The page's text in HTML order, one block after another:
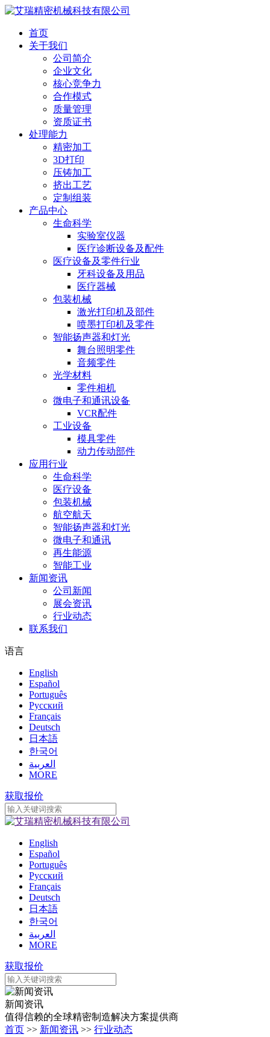
首页
关于我们
公司简介
企业文化
核心竞争力
合作模式
质量管理
资质证书
处理能力
精密加工
3D打印
压铸加工
挤出工艺
定制组装
产品中心
生命科学
实验室仪器
医疗诊断设备及配件
医疗设备及零件行业
牙科设备及用品
医疗器械
包装机械
激光打印机及部件
喷墨打印机及零件
智能扬声器和灯光
舞台照明零件
音频零件
光学材料
零件相机
微电子和通讯设备
VCR配件
工业设备
模具零件
动力传动部件
应用行业
生命科学
医疗设备
包装机械
航空航天
智能扬声器和灯光
微电子和通讯
再生能源
智能工业
新闻资讯
公司新闻
展会资讯
行业动态
联系我们
语言
English
Español
Português
Pусский
Français
Deutsch
日本語
한국어
العربية
MORE
获取报价
English
Español
Português
Pусский
Français
Deutsch
日本語
한국어
العربية
MORE
获取报价
新闻资讯
值得信赖的全球精密制造解决方案提供商
首页 >> 新闻资讯 >> 行业动态